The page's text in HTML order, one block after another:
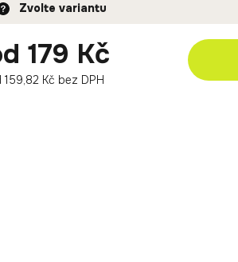
179 Kč
159,82 Kč bez DPH
Zvolte variantu